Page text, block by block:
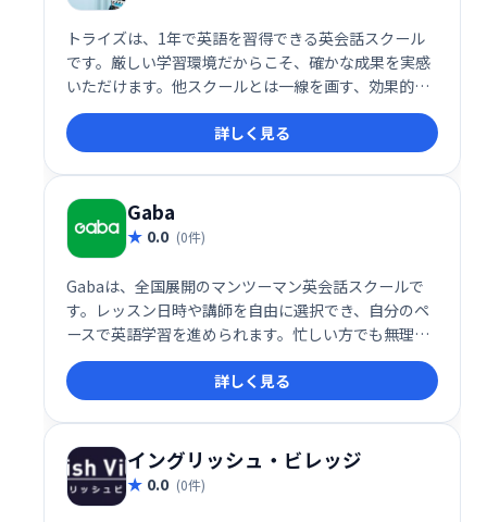
トライズは、1年で英語を習得できる英会話スクール
です。厳しい学習環境だからこそ、確かな成果を実感
いただけます。他スクールとは一線を画す、効果的な
学習メソッドで、あなたの英語学習を徹底サポートし
ます。目標達成への強い意志を持つ方におすすめで
す。
詳しく見る
Gaba
0.0 (0件)
Gabaは、全国展開のマンツーマン英会話スクールで
す。レッスン日時や講師を自由に選択でき、自分のペ
ースで英語学習を進められます。忙しい方でも無理な
く続けやすく、目標に合わせた学習プランで、効果的
な英会話スキル習得をサポートします。
詳しく見る
イングリッシュ・ビレッジ
0.0 (0件)